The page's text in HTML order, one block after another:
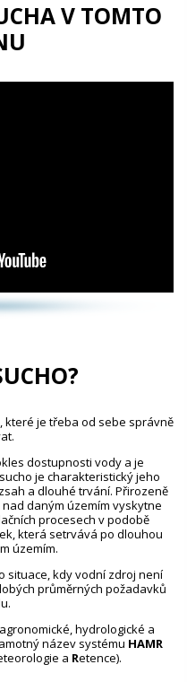
V TOMTO
které je třeba od sebe správně
dostupnosti vody a je
je charakteristický jeho
a dlouhé trvání. Přirozeně
daným územím vyskytne
procesech v podobě
která setrvává po dlouhou
územím.
situace, kdy vodní zdroj není
průměrných požadavků
hydrologické a
název systému HAMR
a Retence).